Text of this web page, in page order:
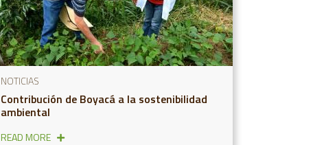
NOTICIAS
Contribución de Boyacá a la sostenibilidad
ambiental
READ MORE